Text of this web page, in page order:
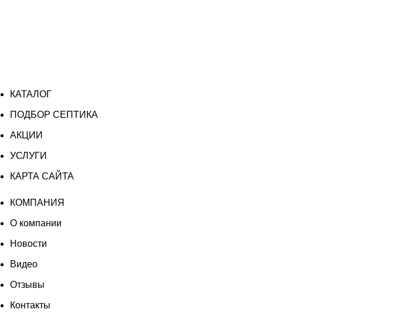
КАТАЛОГ
ПОДБОР СЕПТИКА
АКЦИИ
УСЛУГИ
КАРТА САЙТА
КОМПАНИЯ
О компании
Новости
Видео
Отзывы
Контакты